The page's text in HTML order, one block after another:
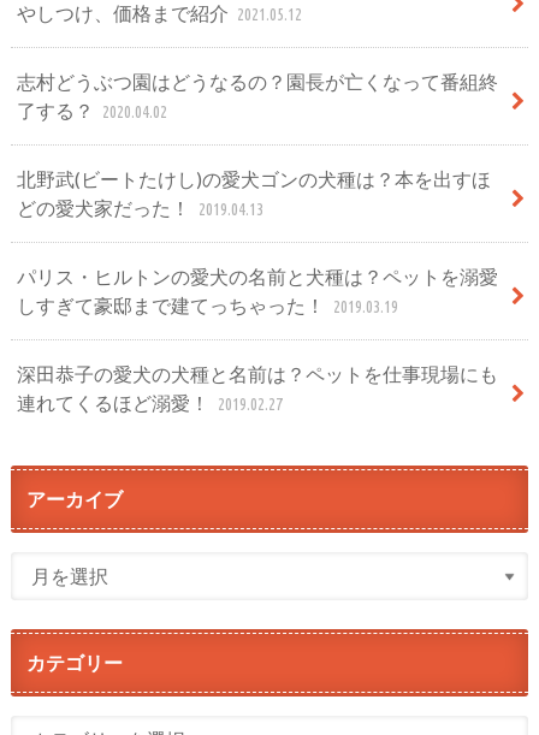
やしつけ、価格まで紹介 2021.05.12
志村どうぶつ園はどうなるの？園長が亡くなって番組終
了する？
2020.04.02
北野武(ビートたけし)の愛犬ゴンの犬種は？本を出すほ
どの愛犬家だった！
2019.04.13
パリス・ヒルトンの愛犬の名前と犬種は？ペットを溺愛
しすぎて豪邸まで建てっちゃった！
2019.03.19
深田恭子の愛犬の犬種と名前は？ペットを仕事現場にも
連れてくるほど溺愛！
2019.02.27
アーカイブ
カテゴリー